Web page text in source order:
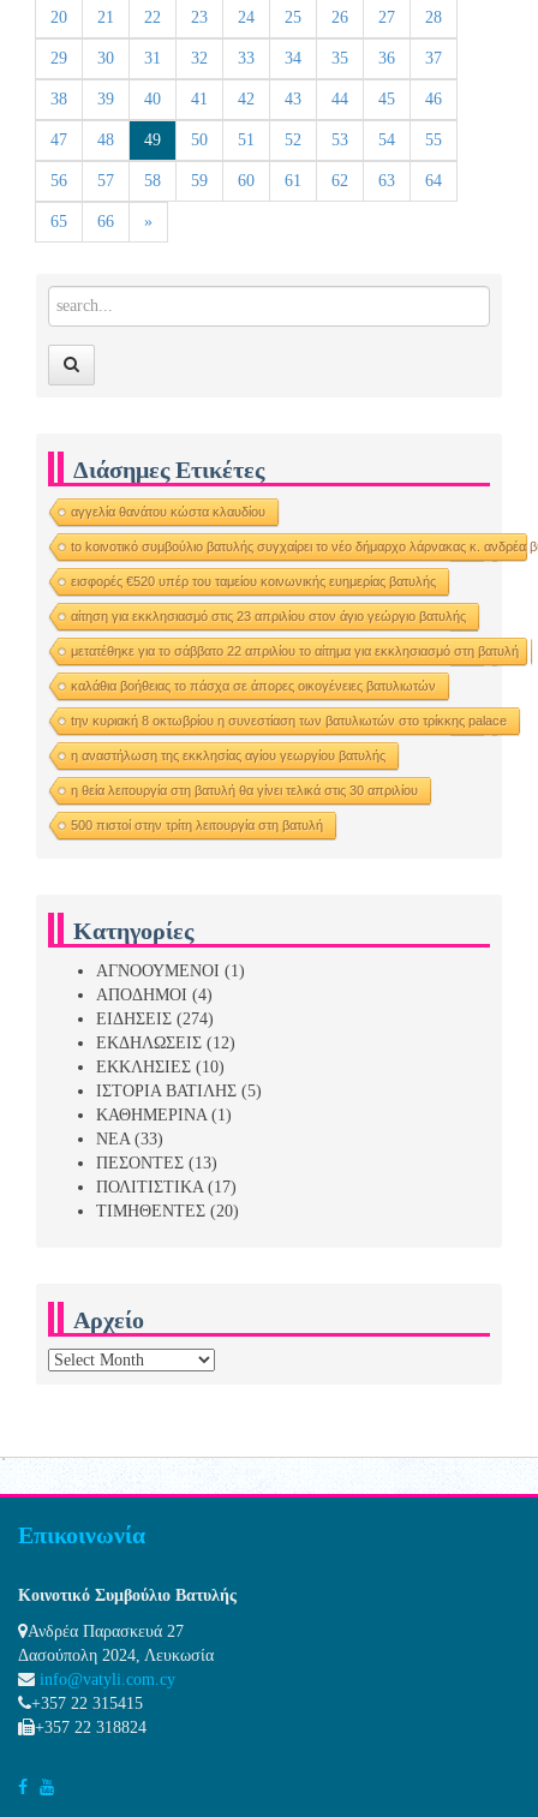
20 21 22 23 24 25 26 27 28
29 30 31 32 33 34 35 36 37
38 39 40 41 42 43 44 45 46
47 48 49 50 51 52 53 54 55
56 57 58 59 60 61 62 63 64
65 66 »
Διάσημες Ετικέτες
αγγελία θανάτου κώστα κλαυδίου
to kοινοτικό συμβούλιο βατυλής συγχαίρει το νέο δήμαρχο λάρνακας κ. ανδρέα
εισφορές €520 υπέρ του ταμείου κοινωνικής ευημερίας βατυλής
αίτηση για εκκλησιασμό στις 23 απριλίου στον άγιο γεώργιο βατυλής
μετατέθηκε για το σάββατο 22 απριλίου το αίτημα για εκκλησιασμό στη βατυλή
καλάθια βοήθειας το πάσχα σε άπορες οικογένειες βατυλιωτών
tην κυριακή 8 οκτωβρίου η συνεστίαση των βατυλιωτών στο τρίκκης palace
η αναστήλωση της εκκλησίας αγίου γεωργίου βατυλής
η θεία λειτουργία στη βατυλή θα γίνει τελικά στις 30 απριλίου
500 πιστοί στην τρίτη λειτουργία στη βατυλή
Κατηγορίες
ΑΓΝΟΟΥΜΕΝΟΙ (1)
ΑΠΟΔΗΜΟΙ (4)
ΕΙΔΗΣΕΙΣ (274)
ΕΚΔΗΛΩΣΕΙΣ (12)
ΕΚΚΛΗΣΙΕΣ (10)
ΙΣΤΟΡΙΑ ΒΑΤΙΛΗΣ (5)
ΚΑΘΗΜΕΡΙΝΑ(1)
ΝΕΑ(33)
ΠΕΣΟΝΤΕΣ (13)
ΠΟΛΙΤΙΣΤΙΚΑ(17)
ΤΙΜΗΘΕΝΤΕΣ (20)
Αρχείο
Αρχείο
Επικοινωνία
Κοινοτικό Συμβούλιο Βατυλής
Ανδρέα Παρασκευά 27
Δασούπολη 2024, Λευκωσία
info@vatyli.com.cy
+357 22 315415
+357 22 318824